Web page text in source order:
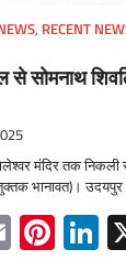
, RECENT
से सोमनाथ
मंदिर तक
भानावत)।
Email